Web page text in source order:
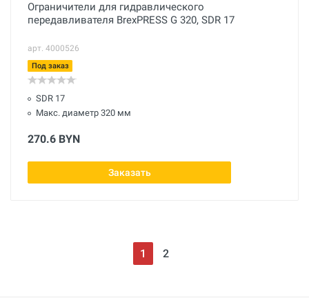
Ограничители для гидравлического
передавливателя BrexPRESS G 320, SDR 17
арт. 4000526
Под заказ
SDR 17
Макс. диаметр 320 мм
270.6 BYN
Заказать
1 2